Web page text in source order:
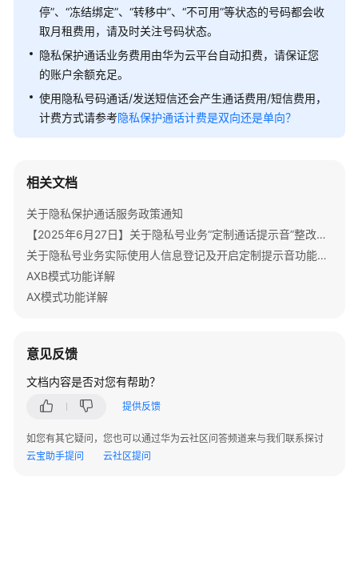
购
买
指
指
发
指
南
API
参
常
见
问
常
见
停”、 “冻结绑定”、 “转移中”、“不可用”等状态的号码都会收
取月租费用，请及时关注号码状态。
隐私保护通话业务费用由华为云平台自动扣费，请保证您
的账户余额充足。
使用隐私号码通话/发送短信还会产生通话费用/短信费用，
计费方式请参考隐私保护通话计费是双向还是单向？
相关文档
关于隐私保护通话服务政策通知
【2025年6月27日】关于隐私号业务“定制通话提示音”整改的重要通知
关于隐私号业务实际使用人信息登记及开启定制提示音功能的重要通知
AXB模式功能详解
AX模式功能详解
意见反馈
文档内容是否对您有帮助？
提供反馈
如您有其它疑问，您也可以通过华为云社区问答频道来与我们联系探讨
云宝助手提问
云社区提问